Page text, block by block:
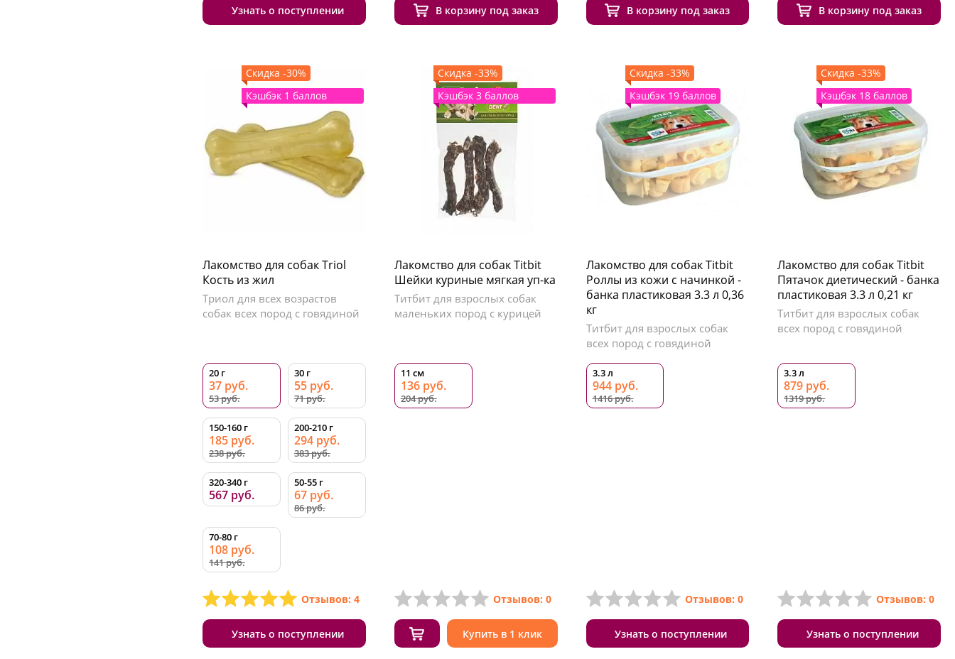
Узнать о поступлении В корзину под заказ В корзину под заказ В корзину под заказ
Скидка -30%
Кэшбэк 1 баллов
Лакомство для собак Triol
Кость из жил
Триол для всех возрастов
собак всех пород с говядиной
20 г
37 руб.
53 руб.
30 г
55 руб.
71 руб.
150-160 г
185 руб.
238 руб.
200-210 г
294 руб.
383 руб.
320-340 г
567 руб.
50-55 г
67 руб.
86 руб.
70-80 г
108 руб.
141 руб.
Отзывов: 4
Узнать о поступлении
Скидка -33%
Кэшбэк 3 баллов
Лакомство для собак Titbit
Шейки куриные мягкая уп-ка
Титбит для взрослых собак
маленьких пород с курицей
11 см
136 руб.
204 руб.
Отзывов: 0
Купить в 1 клик
Скидка -33%
Кэшбэк 19 баллов
Лакомство для собак Titbit
Роллы из кожи с начинкой -
банка пластиковая 3.3 л 0,36
кг
Титбит для взрослых собак
всех пород с говядиной
3.3 л
944 руб.
1416 руб.
Отзывов: 0
Узнать о поступлении
Скидка -33%
Кэшбэк 18 баллов
Лакомство для собак Titbit
Пятачок диетический - банка
пластиковая 3.3 л 0,21 кг
Титбит для взрослых собак
всех пород с говядиной
3.3 л
879 руб.
1319 руб.
Отзывов: 0
Узнать о поступлении